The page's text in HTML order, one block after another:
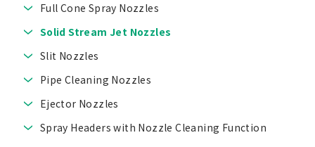
Full Cone Spray Nozzles
Solid Stream Jet Nozzles
Slit Nozzles
Pipe Cleaning Nozzles
Ejector Nozzles
Spray Headers with Nozzle Cleaning Function